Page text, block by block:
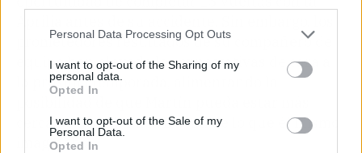
Personal Data Processing Opt Outs
I want to opt-out of the Sharing of my
personal data.
Opted In
I want to opt-out of the Sale of my
Personal Data.
Opted In
prometedores resultados de su compañero de
equipo han elevado las expectativas de cara a
la próxima temporada, alimentando la
posibilidad de que Martín pueda estar más
cerca de desafiar a la Ducati de lo que él mismo
imaginaba.